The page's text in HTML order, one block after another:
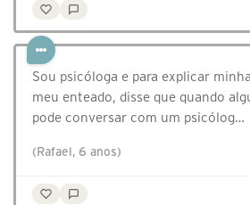
Sou psicóloga e para explicar
meu enteado, disse que quando
pode conversar com um psicólog…
(Rafael, 6 anos)